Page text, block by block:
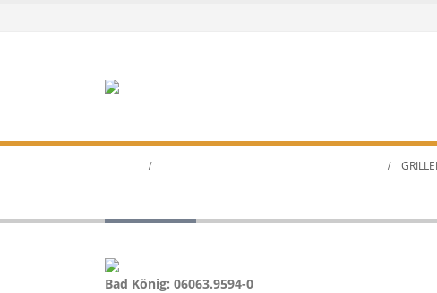
Bad König: 06063.9594-0